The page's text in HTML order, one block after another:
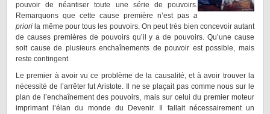
pouvoir de néantiser toute une série de pouvoirs.
Remarquons que cette cause première n’est pas a
priori la même pour tous les pouvoirs. On peut très bien concevoir autant
de causes premières de pouvoirs qu’il y a de pouvoirs. Qu’une cause
soit cause de plusieurs enchaînements de pouvoir est possible, mais
reste contingent.
Le premier à avoir vu ce problème de la causalité, et à avoir trouver la
nécessité de l’arrêter fut Aristote. Il ne se plaçait pas comme nous sur le
plan de l’enchaînement des pouvoirs, mais sur celui du premier moteur
imprimant l’élan du monde du Devenir. Il fallait nécessairement un